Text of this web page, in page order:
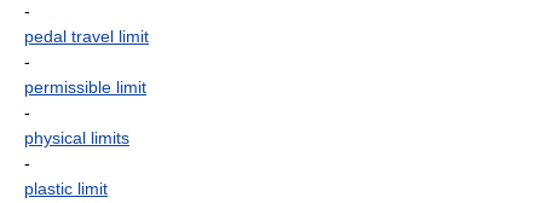
-
pedal travel limit
-
permissible limit
-
physical limits
-
plastic limit